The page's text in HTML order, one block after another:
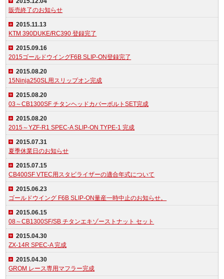
販売終了のお知らせ
2015.11.13
KTM 390DUKE/RC390 登録完了
2015.09.16
2015ゴールドウイングF6B SLIP-ON登録完了
2015.08.20
15Ninja250SL用スリップオン完成
2015.08.20
03～CB1300SF チタンヘッドカバーボルトSET完成
2015.08.20
2015～YZF-R1 SPEC-A SLIP-ON TYPE-1 完成
2015.07.31
夏季休業日のお知らせ
2015.07.15
CB400SF VTEC用スタビライザーの適合年式について
2015.06.23
ゴールドウイング F6B SLIP-ON量産一時中止のお知らせ。
2015.06.15
08～CB1300SF/SB チタンエキゾーストナット セット
2015.04.30
ZX-14R SPEC-A 完成
2015.04.30
GROM レース専用マフラー完成